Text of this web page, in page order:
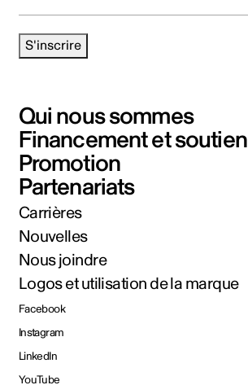
S'inscrire
Qui nous sommes
Financement et soutien
Promotion
Partenariats
Carrières
Nouvelles
Nous joindre
Logos et utilisation de la marque
Facebook
Instagram
LinkedIn
YouTube